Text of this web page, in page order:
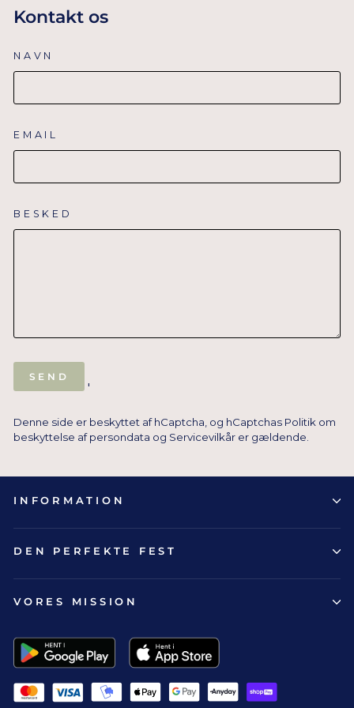
Kontakt os
NAVN
EMAIL
BESKED
SEND
'
Denne side er beskyttet af hCaptcha, og hCaptchas Politik om
beskyttelse af persondata og Servicevilkår er gældende.
INFORMATION
DEN PERFEKTE FEST
VORES MISSION